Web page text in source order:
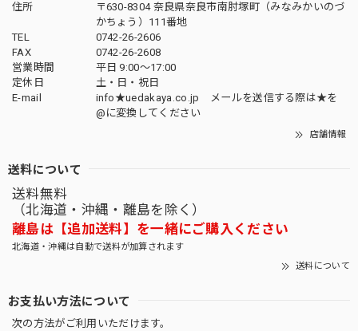
住所
〒630-8304 奈良県奈良市南肘塚町（みなみかいのづ
かちょう）111番地
TEL
0742-26-2606
FAX
0742-26-2608
営業時間
平日 9:00～17:00
定休日
土・日・祝日
E-mail
info★uedakaya.co.jp メールを送信する際は★を
@に変換してください
店舗情報
送料について
送料無料
（北海道・沖縄・離島を除く）
離島は【追加送料】を一緒にご購入ください
北海道・沖縄は自動で送料が加算されます
送料について
お支払い方法について
次の方法がご利用いただけます。